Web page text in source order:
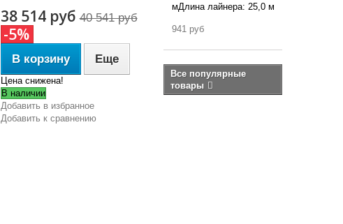
38 514 руб40 541 руб
-5%
В корзину Еще
Цена снижена!
В наличии
Добавить в избранное
Добавить к сравнению
мДлина лайнера: 25,0 м
941 руб
Все популярные
товары